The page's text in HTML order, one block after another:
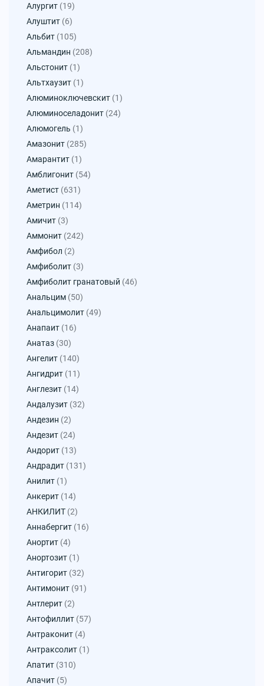
Алургит (19)
Алуштит (6)
Альбит (105)
Альмандин (208)
Альстонит (1)
Альтхаузит (1)
Алюминоключевскит (1)
Алюминоселадонит (24)
Алюмогель (1)
Амазонит (285)
Амарантит (1)
Амблигонит (54)
Аметист (631)
Аметрин (114)
Амичит (3)
Аммонит (242)
Амфибол (2)
Амфиболит (3)
Амфиболит гранатовый (46)
Анальцим (50)
Анальцимолит (49)
Анапаит (16)
Анатаз (30)
Ангелит (140)
Ангидрит (11)
Англезит (14)
Андалузит (32)
Андезин (2)
Андезит (24)
Андорит (13)
Андрадит (131)
Анилит (1)
Анкерит (14)
АНКИЛИТ (2)
Аннабергит (16)
Анортит (4)
Анортозит (1)
Антигорит (32)
Антимонит (91)
Антлерит (2)
Антофиллит (57)
Антраконит (4)
Антраксолит (1)
Апатит (310)
Апачит (5)